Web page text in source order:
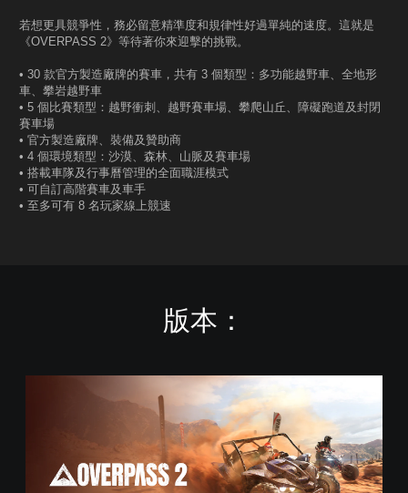
若想更具競爭性，務必留意精準度和規律性好過單純的速度。這就是
《OVERPASS 2》等待著你來迎擊的挑戰。
• 30 款官方製造廠牌的賽車，共有 3 個類型：多功能越野車、全地形
車、攀岩越野車
• 5 個比賽類型：越野衝刺、越野賽車場、攀爬山丘、障礙跑道及封閉
賽車場
• 官方製造廠牌、裝備及贊助商
• 4 個環境類型：沙漠、森林、山脈及賽車場
• 搭載車隊及行事曆管理的全面職涯模式
• 可自訂高階賽車及車手
• 至多可有 8 名玩家線上競速
版本：